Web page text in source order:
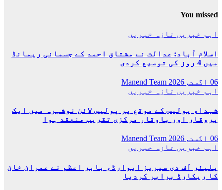
You missed
اہم خبریں تازہ خبریں
اسلام آباد: عدالت نے مشتاق احمد کے جسمانی ریمانڈ
میں 4 روز کی توسیع کردی
06 اگست, 2026
Manend Team
اہم خبریں تازہ خبریں
شہداء پولیس کے موقع پر پولیس لائن نوشہرہ میں ایک
پروقار اور باوقار مرکزی تقریب منعقد ہوا
06 اگست, 2026
Manend Team
اہم خبریں تازہ خبریں
پلیئر آف دی سیریز ایوارڈ، بابر اعظم نے عمران خان
کا ریکارڈ برابر کردیا